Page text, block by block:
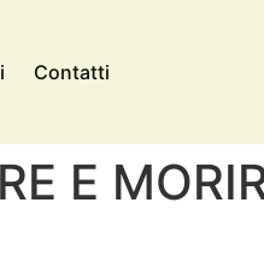
Contatti
E